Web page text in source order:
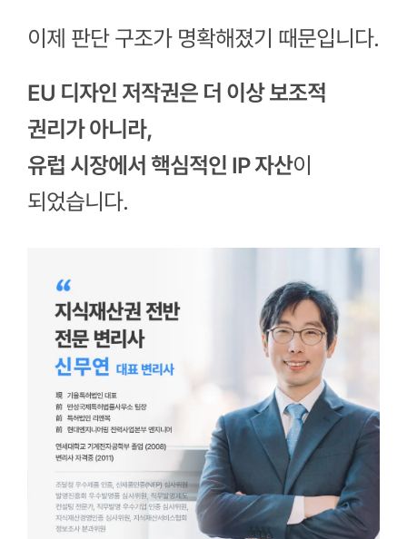
이제 판단 구조가 명확해졌기 때문입니다.
EU 디자인 저작권은 더 이상 보조적
권리가 아니라,
유럽 시장에서 핵심적인 IP 자산이
되었습니다.